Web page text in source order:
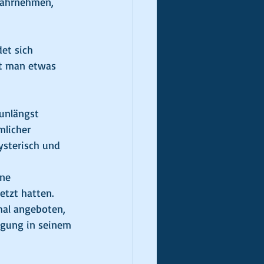
sich
man etwas
und
hatten.
angeboten,
in seinem